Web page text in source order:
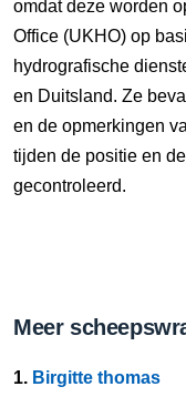
omdat deze worden
Office (UKHO) op
hydrografische
en Duitsland. Ze
en de opmerkingen
tijden de positie en
gecontroleerd.
Meer
1. Birgitte thomas